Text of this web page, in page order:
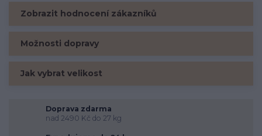
Zobrazit hodnocení zákazníků
Možnosti dopravy
Jak vybrat velikost
Doprava zdarma
nad 2490 Kč do 27 kg